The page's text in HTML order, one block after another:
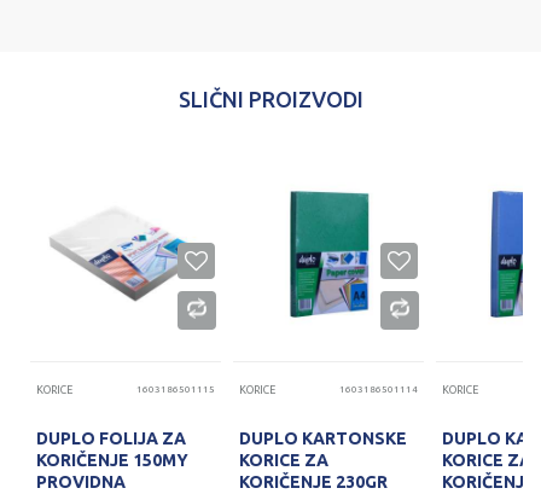
SLIČNI PROIZVODI
KORICE 1603186501115
DUPLO FOLIJA ZA
KORIČENJE 150MY
PROVIDNA
KORICE 1603186501114
DUPLO KARTONSKE
KORICE ZA
KORIČENJE 230GR
KORICE
DUPLO
KORICE ZA
KORIČENJE